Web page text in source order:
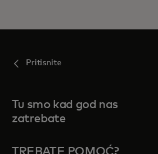
Pritisnite
Tu smo kad god nas
zatrebate
TREBATE POMOĆ?